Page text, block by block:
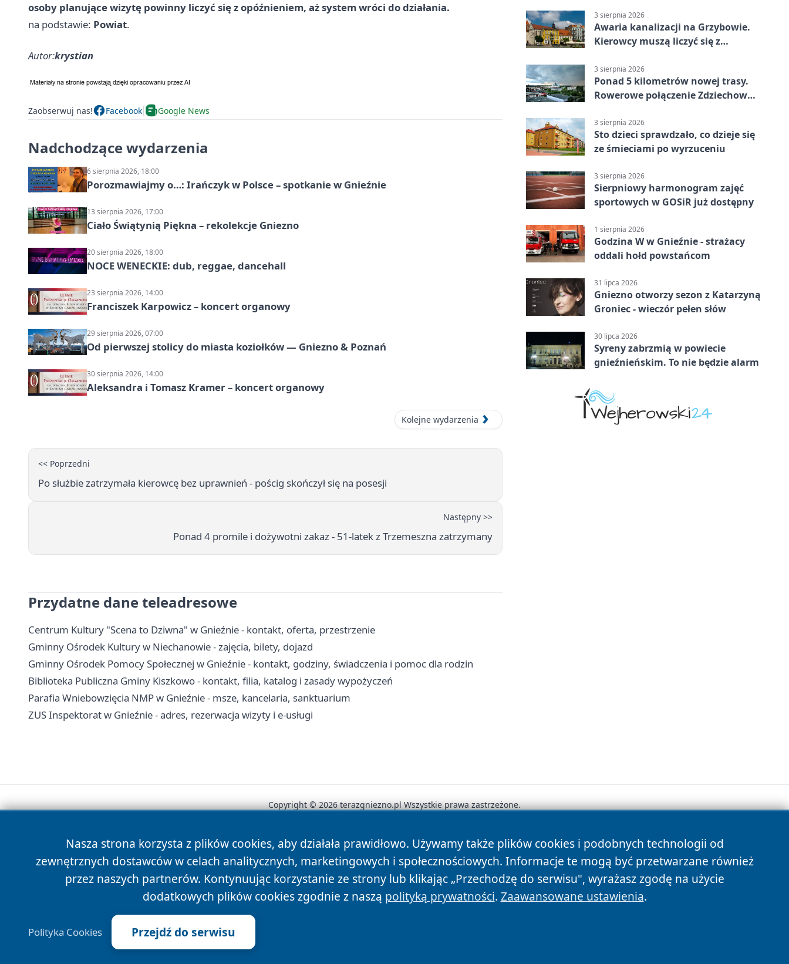
osoby planujące wizytę powinny liczyć się z opóźnieniem, aż system wróci do działania.
na podstawie: Powiat.
Autor:krystian
Zaobserwuj nas! Facebook Google News
Nadchodzące wydarzenia
6 sierpnia 2026, 18:00
Porozmawiajmy o…: Irańczyk w Polsce – spotkanie w Gnieźnie
13 sierpnia 2026, 17:00
Ciało Świątynią Piękna – rekolekcje Gniezno
20 sierpnia 2026, 18:00
NOCE WENECKIE: dub, reggae, dancehall
23 sierpnia 2026, 14:00
Franciszek Karpowicz – koncert organowy
29 sierpnia 2026, 07:00
Od pierwszej stolicy do miasta koziołków — Gniezno & Poznań
30 sierpnia 2026, 14:00
Aleksandra i Tomasz Kramer – koncert organowy
Kolejne wydarzenia
<< Poprzedni
Po służbie zatrzymała kierowcę bez uprawnień - pościg skończył się na posesji
Następny >>
Ponad 4 promile i dożywotni zakaz - 51-latek z Trzemeszna zatrzymany
Przydatne dane teleadresowe
Centrum Kultury "Scena to Dziwna" w Gnieźnie - kontakt, oferta, przestrzenie
Gminny Ośrodek Kultury w Niechanowie - zajęcia, bilety, dojazd
Gminny Ośrodek Pomocy Społecznej w Gnieźnie - kontakt, godziny, świadczenia i pomoc dla rodzin
Biblioteka Publiczna Gminy Kiszkowo - kontakt, filia, katalog i zasady wypożyczeń
Parafia Wniebowzięcia NMP w Gnieźnie - msze, kancelaria, sanktuarium
ZUS Inspektorat w Gnieźnie - adres, rezerwacja wizyty i e-usługi
3 sierpnia 2026
Awaria kanalizacji na Grzybowie.
Kierowcy muszą liczyć się z
3 sierpnia 2026
Ponad 5 kilometrów nowej trasy.
Rowerowe połączenie Zdziechowa z
3 sierpnia 2026
Sto dzieci sprawdzało, co dzieje się
ze śmieciami po wyrzuceniu
3 sierpnia 2026
Sierpniowy harmonogram zajęć
sportowych w GOSiR już dostępny
1 sierpnia 2026
Godzina W w Gnieźnie - strażacy
oddali hołd powstańcom
31 lipca 2026
Gniezno otworzy sezon z Katarzyną
Groniec - wieczór pełen słów
30 lipca 2026
Syreny zabrzmią w powiecie
gnieźnieńskim. To nie będzie alarm
Nasza strona korzysta z plików cookies, aby działała prawidłowo. Używamy także plików cookies i podobnych technologii od
zewnętrznych dostawców w celach analitycznych, marketingowych i społecznościowych. Informacje te mogą być przetwarzane również
przez naszych partnerów. Kontynuując korzystanie ze strony lub klikając „Przechodzę do serwisu", wyrażasz zgodę na użycie
dodatkowych plików cookies zgodnie z naszą polityką prywatności. Zaawansowane ustawienia.
Polityka Cookies Przejdź do serwisu
Copyright © 2026 terazgniezno.pl Wszystkie prawa zastrzeżone.
News Autorzy Polityka Prywatności Polityka Cookies